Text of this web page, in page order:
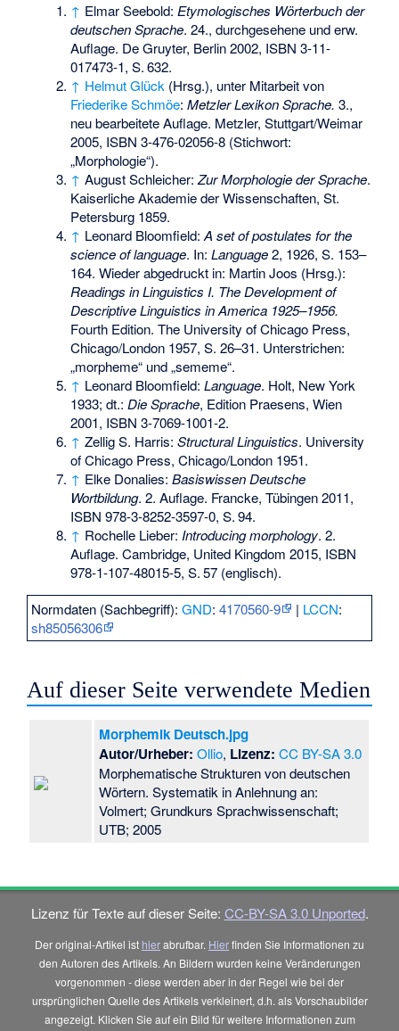
↑ Elmar Seebold: Etymologisches Wörterbuch der
deutschen Sprache. 24., durchgesehene und erw.
Auflage. De Gruyter, Berlin 2002, ISBN 3-11-
017473-1,S.632.
↑ Helmut Glück (Hrsg.), unter Mitarbeit von
Friederike Schmöe:Metzler Lexikon Sprache. 3.,
neu bearbeitete Auflage. Metzler, Stuttgart/Weimar
2005, ISBN 3-476-02056-8 (Stichwort:
„Morphologie“).
↑ August Schleicher:Zur Morphologie der Sprache.
Kaiserliche Akademie der Wissenschaften, St.
Petersburg 1859.
↑ Leonard Bloomfield:A set of postulates for the
science of language. In:Language2, 1926, S. 153–
164. Wieder abgedruckt in: Martin Joos (Hrsg.):
Readings in Linguistics I. The Development of
Descriptive Linguistics in America 1925–1956.
Fourth Edition. The University of Chicago Press,
Chicago/London 1957, S. 26–31. Unterstrichen:
„morpheme“ und „sememe“.
↑ Leonard Bloomfield:Language. Holt, New York
1933; dt.:Die Sprache, Edition Praesens, Wien
2001, ISBN 3-7069-1001-2.
↑ Zellig S. Harris:Structural Linguistics. University
of Chicago Press, Chicago/London 1951.
↑ Elke Donalies:Basiswissen Deutsche
Wortbildung. 2. Auflage. Francke, Tübingen 2011,
ISBN 978-3-8252-3597-0,S.94.
↑ Rochelle Lieber: Introducing morphology. 2.
Auflage. Cambridge, United Kingdom 2015, ISBN
978-1-107-48015-5,S.57 (englisch).
Normdaten (Sachbegriff):GND:4170560-9 | LCCN:
sh85056306
Auf dieser Seite verwendete Medien
Morphemik Deutsch.jpg
Autor/Urheber: Ollio, Lizenz: CC BY-SA 3.0
Morphematische Strukturen von deutschen
Wörtern. Systematik in Anlehnung an:
Volmert; Grundkurs Sprachwissenschaft;
UTB; 2005
Lizenz für Texte auf dieser Seite: CC-BY-SA 3.0 Unported.
Der original-Artikel ist hierabrufbar. Hierfinden Sie Informationen zu
den Autoren des Artikels. An Bildern wurden keine Veränderungen
vorgenommen - diese werden aber in der Regel wie bei der
ursprünglichen Quelle des Artikels verkleinert, d.h. als Vorschaubilder
angezeigt. Klicken Sie auf ein Bild für weitere Informationen zum